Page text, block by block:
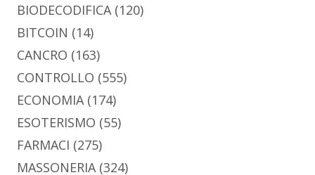
BIODECODIFICA(120)
BITCOIN (14)
CANCRO (163)
CONTROLLO (555)
ECONOMIA(174)
ESOTERISMO (55)
FARMACI (275)
MASSONERIA(324)